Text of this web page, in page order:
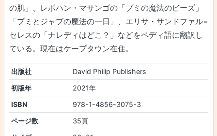
の肌」、レボハン・マサンゴの「プミの魔法のビーズ」
「プミとジャブの魔法の一日」、エリサ・サンドファル=
セレスの「ナレディはどこ？」などをペディ語に翻訳し
ている。現在はケープタウン在住。
出版社
David Philip Publishers
初版年
2021年
ISBN
978-1-4856-3075-3
ページ数
35頁